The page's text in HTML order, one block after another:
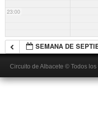
23:00
SEMANA DE
Circuito de Albacete © Todos los